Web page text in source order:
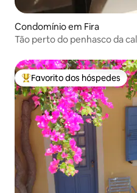
Condomínio em Fira
Tão perto do penhasco da
Favoritos dos hóspedes
Favorito dos hóspedes